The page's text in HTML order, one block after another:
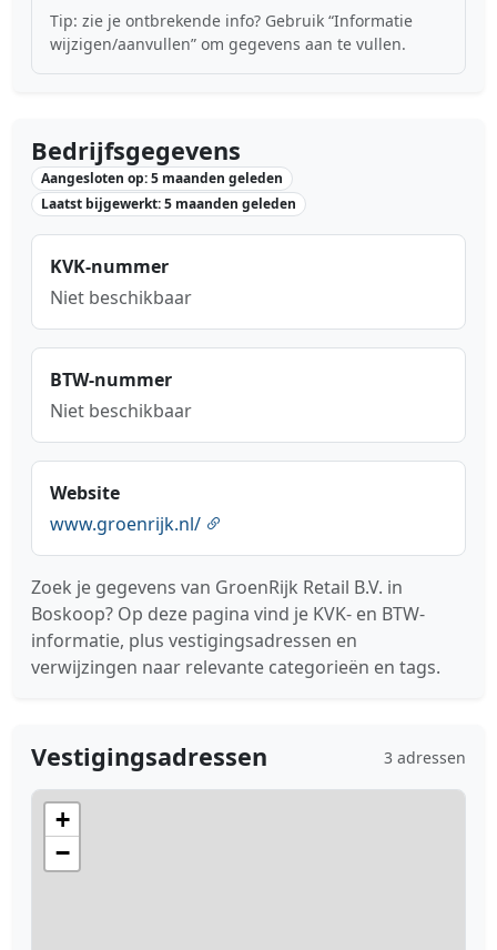
Tip: zie je ontbrekende info? Gebruik “Informatie
wijzigen/aanvullen” om gegevens aan te vullen.
Bedrijfsgegevens
Aangesloten op: 5 maanden geleden
Laatst bijgewerkt: 5 maanden geleden
KVK-nummer
Niet beschikbaar
BTW-nummer
Niet beschikbaar
Website
www.groenrijk.nl/
Zoek je gegevens van GroenRijk Retail B.V. in
Boskoop? Op deze pagina vind je KVK- en BTW-
informatie, plus vestigingsadressen en
verwijzingen naar relevante categorieën en tags.
Vestigingsadressen 3 adressen
+
−